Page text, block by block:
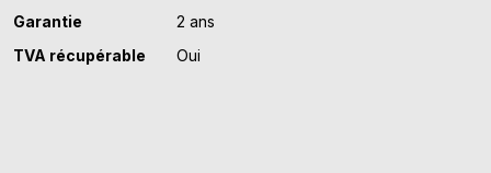
Garantie
2 ans
TVA récupérable
Oui